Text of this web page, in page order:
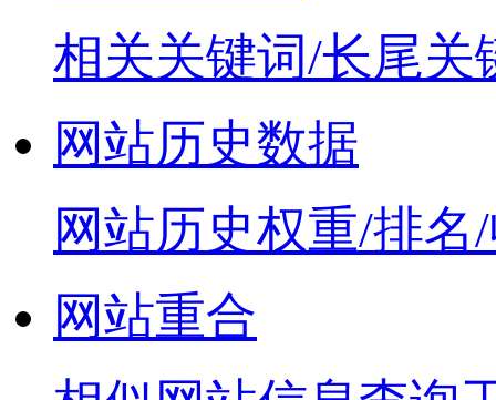
相关关键词/长尾关
网站历史数据
网站历史权重/排名
网站重合